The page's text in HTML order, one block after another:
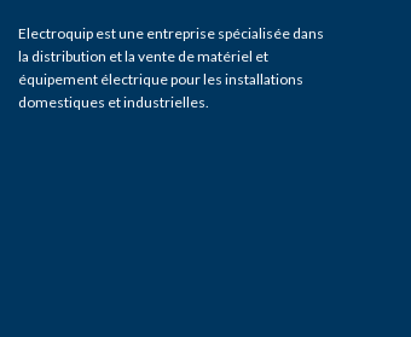
Electroquip est une entreprise spécialisée dans
la distribution et la vente de matériel et
équipement électrique pour les installations
domestiques et industrielles.